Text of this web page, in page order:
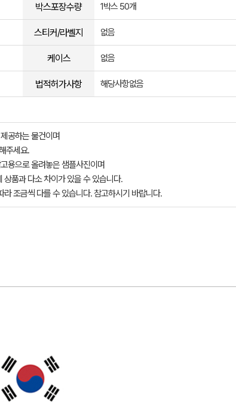
박스포장수량 1박스 50개
스티커/라벨지 없음
케이스 없음
법적허가사항 해당사항없음
공하는 물건이며
주세요.
용으로 올려놓은 샘플사진이며
품과 다소 차이가 있을 수 있습니다.
조금씩 다를 수 있습니다. 참고하시기 바랍니다.